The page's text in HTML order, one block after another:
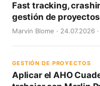
Fast tracking,
gestión de proyectos
Marvin Blome · 24.07.2026
GESTIÓN DE PROYECTOS
Aplicar el AHO